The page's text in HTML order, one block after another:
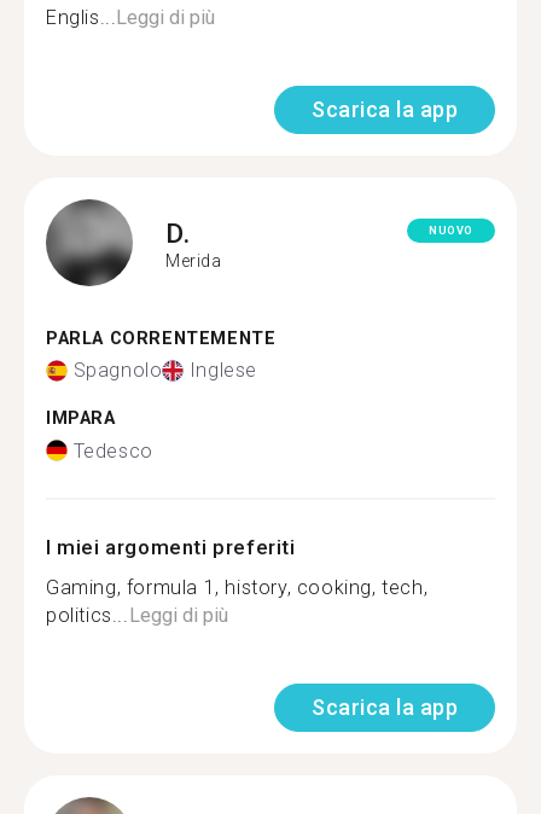
Englis... Leggi di più
Scarica la app
D.
Merida
NUOVO
PARLA CORRENTEMENTE
Spagnolo Inglese
IMPARA
Tedesco
I miei argomenti preferiti
Gaming, formula 1, history, cooking, tech,
politics... Leggi di più
Scarica la app